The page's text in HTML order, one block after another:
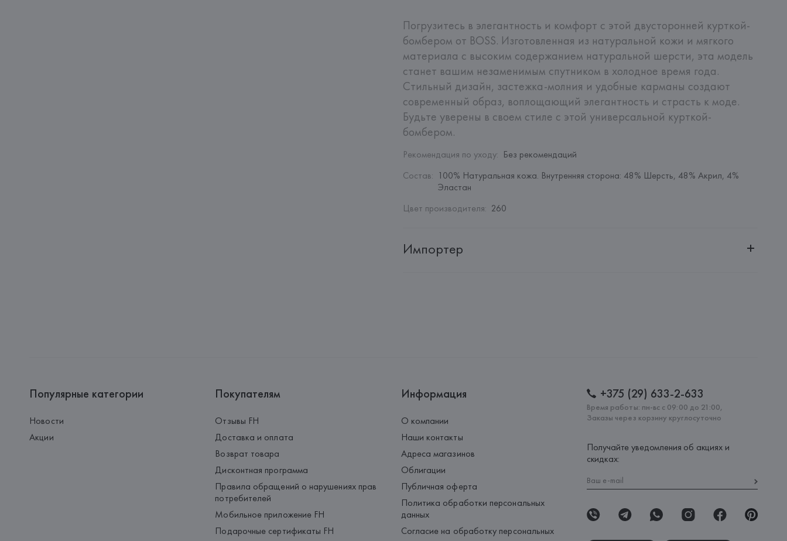
Погрузитесь в элегантность и комфорт с этой двусторонней курткой-
бомбером от BOSS. Изготовленная из натуральной кожи и мягкого
материала с высоким содержанием натуральной шерсти, эта модель
станет вашим незаменимым спутником в холодное время года.
Стильный дизайн, застежка-молния и удобные карманы создают
современный образ, воплощающий элегантность и страсть к моде.
Будьте уверены в своем стиле с этой универсальной курткой-
бомбером.
Рекомендация по уходу: Без рекомендаций
Состав: 100% Натуральная кожа. Внутренняя сторона: 48% Шерсть, 48% Акрил, 4%
Эластан
Цвет производителя: 260
Импортер
Популярные категории
Новости
Акции
Покупателям
Отзывы FH
Доставка и оплата
Возврат товара
Дисконтная программа
Правила обращений о нарушениях прав
потребителей
Мобильное приложение FH
Подарочные сертификаты FH
Информация
О компании
Наши контакты
Адреса магазинов
Облигации
Публичная оферта
Политика обработки персональных
данных
Согласие на обработку персональных
+375 (29) 633-2-633
Время работы: пн-вс с 09:00 до 21:00,
Заказы через корзину круглосуточно
Получайте уведомления об акциях и
скидках: